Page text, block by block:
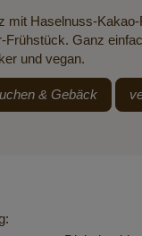
mit Haselnuss-Kakao-
Frühstück. Ganz
und vegan.
& Gebäck